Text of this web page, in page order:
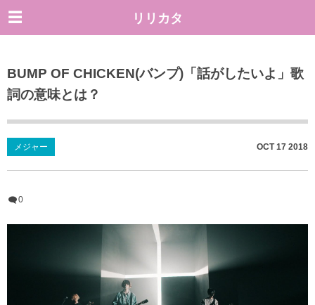
リリカタ
BUMP OF CHICKEN(バンプ)「話がしたいよ」歌
詞の意味とは？
メジャー OCT 17 2018
0